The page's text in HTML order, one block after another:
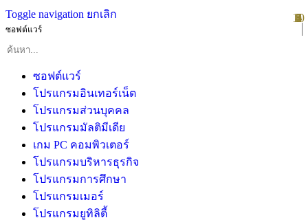
Toggle navigation ยกเลิก
ซอฟต์แวร์
ซอฟต์แวร์
โปรแกรมอินเทอร์เน็ต
โปรแกรมส่วนบุคคล
โปรแกรมมัลติมีเดีย
เกม PC คอมพิวเตอร์
โปรแกรมบริหารธุรกิจ
โปรแกรมการศึกษา
โปรแกรมเมอร์
โปรแกรมยูทิลิตี้
1
2
3
4
5
6
7
8
9
10